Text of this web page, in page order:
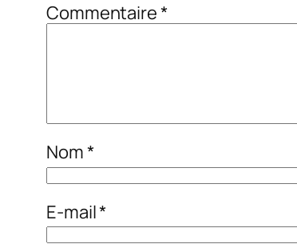
Commentaire*
Nom*
E-mail*